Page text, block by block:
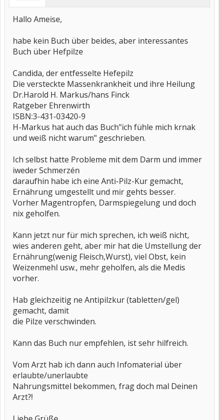
Hallo Ameise,
habe kein Buch über beides, aber interessantes
Buch über Hefpilze
Candida, der entfesselte Hefepilz
Die versteckte Massenkrankheit und ihre Heilung
Dr.Harold H. Markus/hans Finck
Ratgeber Ehrenwirth
ISBN:3-431-03420-9
H-Markus hat auch das Buch"ich fühle mich krnak
und weiß nicht warum" geschrieben.
Ich selbst hatte Probleme mit dem Darm und immer
iweder Schmerzén
daraufhin habe ich eine Anti-Pilz-Kur gemacht,
Ernährung umgestellt und mir gehts besser.
Vorher Magentropfen, Darmspiegelung und doch
nix geholfen.
Kann jetzt nur für mich sprechen, ich weiß nicht,
wies anderen geht, aber mir hat die Umstellung der
Ernährung(wenig Fleisch,Wurst), viel Obst, kein
Weizenmehl usw., mehr geholfen, als die Medis
vorher.
Hab gleichzeitig ne Antipilzkur (tabletten/gel)
gemacht, damit
die Pilze verschwinden.
Kann das Buch nur empfehlen, ist sehr hilfreich.
Vom Arzt hab ich dann auch Infomaterial über
erlaubte/unerlaubte
Nahrungsmittel bekommen, frag doch mal Deinen
Arzt?!